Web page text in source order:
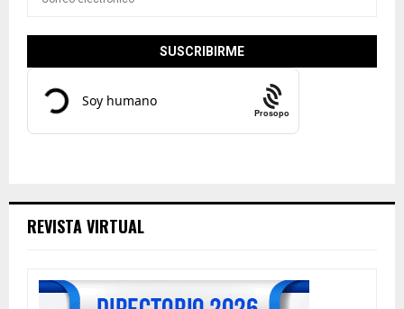
Prosopo
REVISTA VIRTUAL